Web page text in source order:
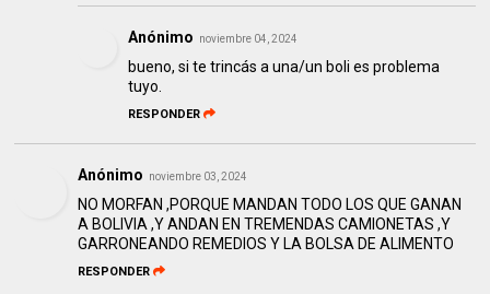
Anónimo noviembre 04, 2024
bueno, si te trincás a una/un boli es problema
tuyo.
RESPONDER
Anónimo noviembre 03, 2024
NO MORFAN ,PORQUE MANDAN TODO LOS QUE GANAN
A BOLIVIA ,Y ANDAN EN TREMENDAS CAMIONETAS ,Y
GARRONEANDO REMEDIOS Y LA BOLSA DE ALIMENTO
RESPONDER